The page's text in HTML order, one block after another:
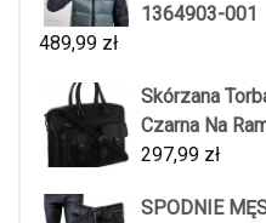
1364903-001
489,99 zł
Skórzana
Czarna Na
297,99 zł
SPODNIE